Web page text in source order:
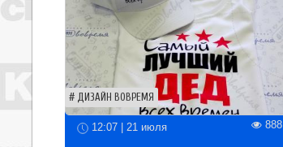
ДИЗАЙН ВОВРЕМЯ
12:07 | 21 июля 888